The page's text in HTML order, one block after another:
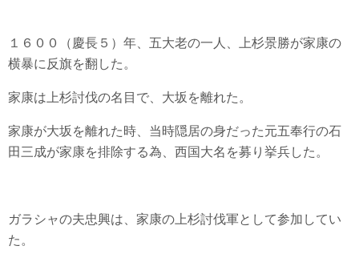
１６００（慶長５）年、五大老の一人、上杉景勝が家康の
横暴に反旗を翻した。
家康は上杉討伐の名目で、大坂を離れた。
家康が大坂を離れた時、当時隠居の身だった元五奉行の石
田三成が家康を排除する為、西国大名を募り挙兵した。
ガラシャの夫忠興は、家康の上杉討伐軍として参加してい
た。